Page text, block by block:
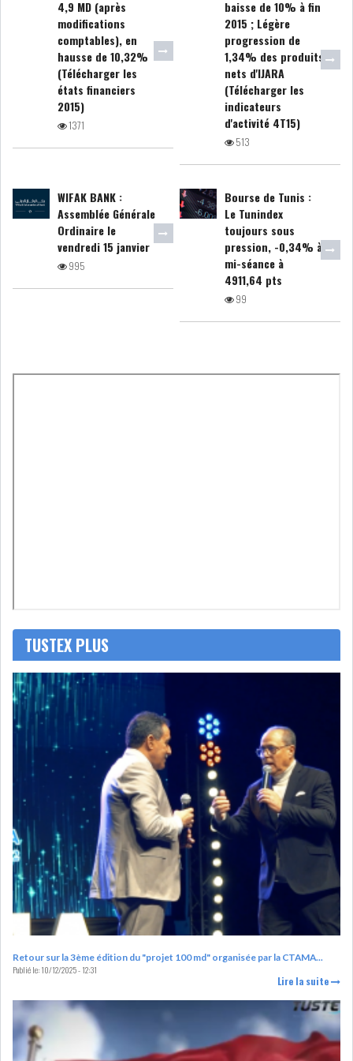
LEASING
LOGISTIQUE ET
TRANSPORT
SANTÉ TOURSIME
COMPOSANTS
CHIMIE
DISTRIBUTION
AUTOMOBILE
FINANCIER IMMOBILIER
INDUSTRIEL
MARCHÉ OBLIGATA...
FINANCE
FISCALITE
ENTRÉE EN VIGUEUR DE LA
TAXE SUR LE PATR...
DES ACTIVITÉS Q...
BOURSE DE TUNIS : UN OUTIL
4,9 MD (après
modifications
comptables), en
hausse de 10,32%
(Télécharger les
états financiers
2015)
1371
baisse de 10% à fin
2015 ; Légère
progression de
1,34% des produits
nets d'IJARA
(Télécharger les
indicateurs
d'activité 4T15)
513
WIFAK BANK :
Assemblée Générale
Ordinaire le
vendredi 15 janvier
995
Bourse de Tunis :
Le Tunindex
toujours sous
pression, -0,34% à
mi-séance à
4911,64 pts
99
TUSTEX PLUS
Retour sur la 3ème édition du "projet 100 md" organisée par la CTAMA...
Publié le:10/12/2025 - 12:31
Lire la suite